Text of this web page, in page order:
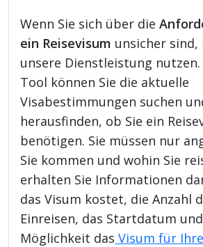
Wenn Sie sich über die
ein Reisevisum unsicher sind,
unsere Dienstleistung
Tool können Sie die aktuelle
Visabestimmungen suchen
herausfinden, ob Sie ein
benötigen. Sie müssen nur
Sie kommen und wohin Sie
erhalten Sie Informationen
das Visum kostet, die Anzahl
Einreisen, das Startdatum
Möglichkeit das Visum für